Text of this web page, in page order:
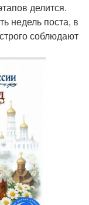
делится.
недель поста, в
соблюдают